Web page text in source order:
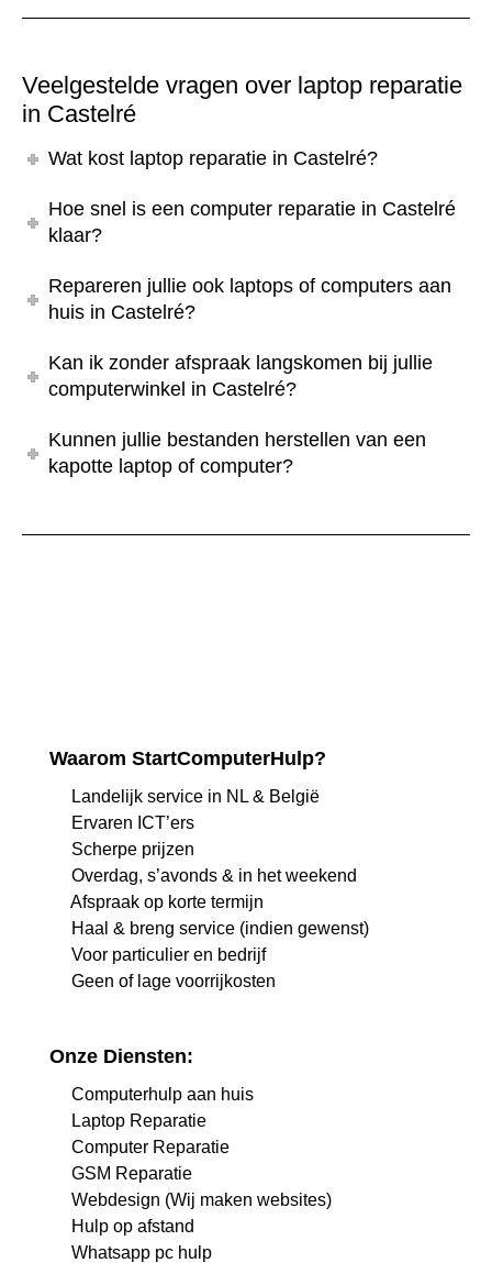
Veelgestelde vragen over laptop reparatie
in Castelré
Wat kost laptop reparatie in Castelré?
Hoe snel is een computer reparatie in Castelré
klaar?
Repareren jullie ook laptops of computers aan
huis in Castelré?
Kan ik zonder afspraak langskomen bij jullie
computerwinkel in Castelré?
Kunnen jullie bestanden herstellen van een
kapotte laptop of computer?
Waarom StartComputerHulp?
Landelijk service in NL & België
Ervaren ICT’ers
Scherpe prijzen
Overdag, s’avonds & in het weekend
Afspraak op korte termijn
Haal & breng service (indien gewenst)
Voor particulier en bedrijf
Geen of lage voorrijkosten
Onze Diensten:
Computerhulp aan huis
Laptop Reparatie
Computer Reparatie
GSM Reparatie
Webdesign (Wij maken websites)
Hulp op afstand
Whatsapp pc hulp